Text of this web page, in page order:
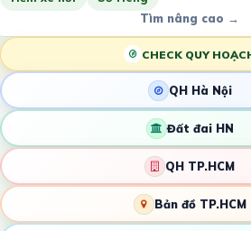
Tìm nâng cao →
CHECK QUY
QH Hà Nội
Đất đai HN
QH TP.HCM
Bản đồ TP.HCM